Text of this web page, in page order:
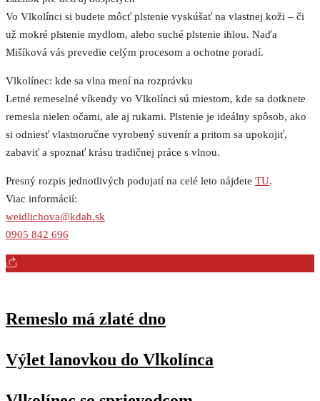
Vo Vlkolínci si budete môcť plstenie vyskúšať na vlastnej koži – či
už mokré plstenie mydlom, alebo suché plstenie ihlou. Naďa
Mišíková vás prevedie celým procesom a ochotne poradí.
Vlkolínec: kde sa vlna mení na rozprávku
Letné remeselné víkendy vo Vlkolínci sú miestom, kde sa dotknete
remesla nielen očami, ale aj rukami. Plstenie je ideálny spôsob, ako
si odniesť vlastnoručne vyrobený suvenír a pritom sa upokojiť,
zabaviť a spoznať krásu tradičnej práce s vlnou.
Presný rozpis jednotlivých podujatí na celé leto nájdete TU.
Viac informácií:
weidlichova@kdah.sk
0905 842 696
Remeslo má zlaté dno
Výlet lanovkou do Vlkolínca